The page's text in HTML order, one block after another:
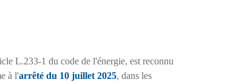
L.233-1 du code de l'énergie, est reconnu
à l'arrêté du 10 juillet 2025, dans les